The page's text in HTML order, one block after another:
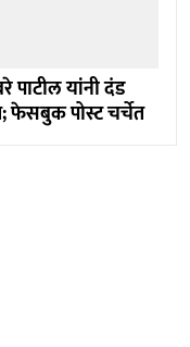
यांनी दंड
फेसबुक पोस्ट चर्चेत